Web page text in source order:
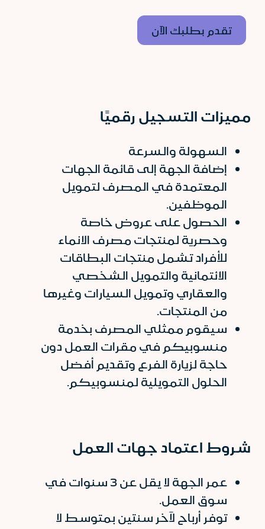
تقدم بطلبك الآن
مميزات التسجيل رقميًا
السهولة والسرعة
إضافة الجهة إلى قائمة الجهات
المعتمدة في المصرف لتمويل
الموظفين.
الحصول على عروض خاصة
وحصرية لمنتجات مصرف الانماء
للأفراد تشمل منتجات البطاقات
الائتمانية والتمويل الشخصي
والعقاري وتمويل السيارات وغيرها
من المنتجات.
سيقوم ممثلي المصرف بخدمة
منسوبيكم في مقرات العمل دون
حاجة لزيارة الفرع وتقديم أفضل
الحلول التمويلية لمنسوبيكم.
شروط اعتماد جهات العمل
عمر الجهة لا يقل عن 3 سنوات في
سوق العمل.
توفر أرباح لآخر سنتين بمتوسط لا